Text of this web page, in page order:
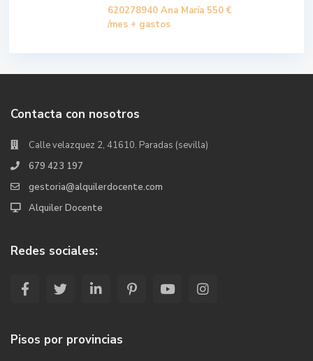
620278940 Ana María 550 €
/mes + gastos
Contacta con nosotros
Calle velazquez 2, 41610. Paradas (sevilla)
679 423 197
gestoria@alquilerdocente.com
Alquiler Docente
Redes sociales:
Pisos por provincias